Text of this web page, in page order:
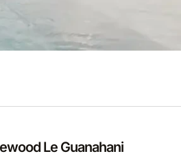
Le Guanahani